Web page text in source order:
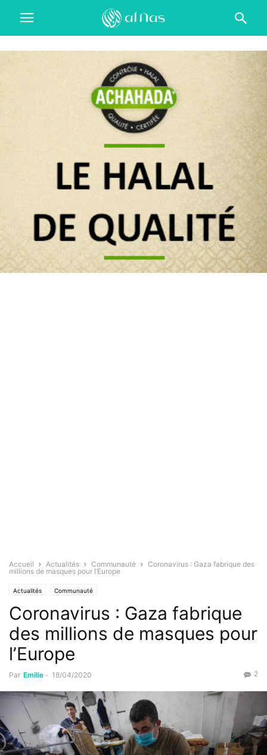
Accueil Actualités Communauté
Coronavirus : Gaza fabrique des
millions de masques pour l’Europe
Actualités Communauté
Coronavirus : Gaza fabrique
des millions de masques pour
l’Europe
Par Emilie - 18/04/2020 2